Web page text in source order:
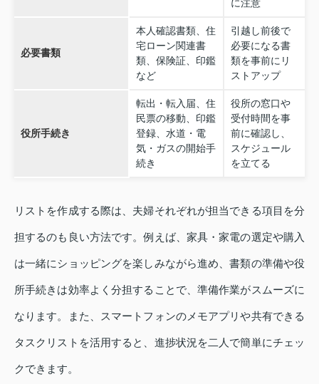
に注意
必要書類
本人確認書類、住
宅ローン関連書
類、保険証、印鑑
など
引越し前後で
必要になる書
類を事前にリ
ストアップ
役所手続き
転出・転入届、住
民票の移動、印鑑
登録、水道・電
気・ガスの開始手
続き
役所の窓口や
受付時間を事
前に確認し、
スケジュール
を立てる
リストを作成する際は、夫婦それぞれが担当できる項目を分
担するのも良い方法です。例えば、家具・家電の選定や購入
は一緒にショッピングを楽しみながら進め、書類の準備や役
所手続きは効率よく分担することで、準備作業がスムーズに
なります。また、スマートフォンのメモアプリや共有できる
タスクリストを活用すると、進捗状況を二人で簡単にチェッ
クできます。